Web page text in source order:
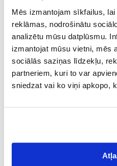
Mēs izmantojam sīkfailus,
reklāmas, nodrošinātu
analizētu mūsu datplūsmu.
izmantojat mūsu vietni, mēs
sociālās saziņas līdzekļu,
partneriem, kuri to var
sniedzat vai ko viņi apkopo,
PIEDEVUMI / 1 kg
-A vitamīns 11696 SV,
- D3 vitamīns 1290 SV,
- kālija jodīds 1,4 mg
- vara sulfāta pentahidrāts 15,2 mg
- mangāna sulfāta monohidrāts
- cinka sulfāta monohidrāts 116,9
Uzturvērtība 347 kcal/100 g
IETEICAMĀ BAROŠANA
kondīcijai. Neaizmirstiet savam
pārejas periodu. Pirms